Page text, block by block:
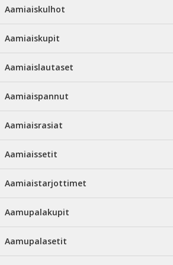
Aamiaiskulhot
Aamiaiskupit
Aamiaislautaset
Aamiaispannut
Aamiaisrasiat
Aamiaissetit
Aamiaistarjottimet
Aamupalakupit
Aamupalasetit